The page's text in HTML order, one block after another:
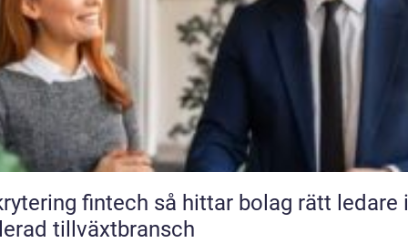
fintech så hittar bolag rätt ledare i en
tillväxtbransch